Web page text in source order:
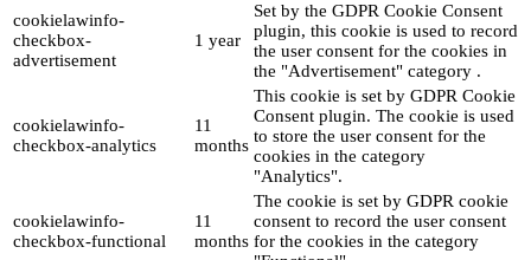
cookielawinfo-
checkbox-
advertisement
1 year
Set by the GDPR Cookie Consent
plugin, this cookie is used to record
the user consent for the cookies in
the "Advertisement" category .
cookielawinfo-
checkbox-analytics
11
months
This cookie is set by GDPR Cookie
Consent plugin. The cookie is used
to store the user consent for the
cookies in the category
"Analytics".
cookielawinfo-
checkbox-functional
11
months
The cookie is set by GDPR cookie
consent to record the user consent
for the cookies in the category